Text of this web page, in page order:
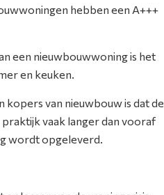
hebben een A+++
een nieuwbouwwoning is het
en keuken.
van nieuwbouw is dat de
vaak langer dan vooraf
wordt opgeleverd.